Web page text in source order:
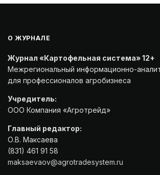
О ЖУРНАЛЕ
Журнал «Картофельная система» 12+
Межрегиональный информационно-
для профессионалов агробизнеса
Учредитель:
ООО Компания «Агротрейд»
Главный редактор:
О.В. Максаева
(831) 461 91 58
maksaevaov@agrotradesystem.ru